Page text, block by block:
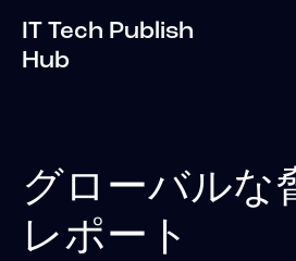
IT Tech Publish
Hub
グローバルな
レポート